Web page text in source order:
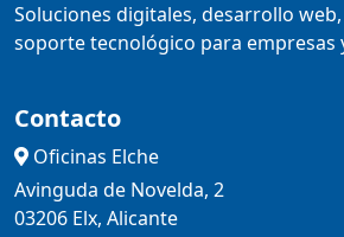
Soluciones digitales, desarrollo
soporte tecnológico para empresas
Contacto
Oficinas Elche
Avinguda de Novelda, 2
03206 Elx, Alicante